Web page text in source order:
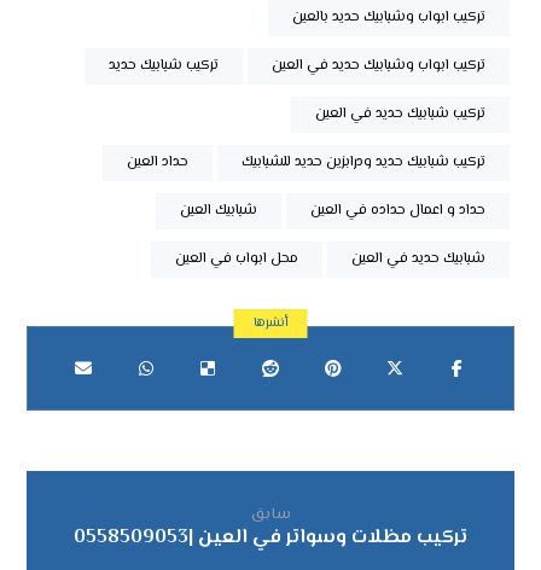
تركيب ابواب وشبابيك حديد بالعين
تركيب ابواب وشبابيك حديد في العين تركيب شبابيك حديد
تركيب شبابيك حديد في العين
تركيب شبابيك حديد ودرابزين حديد للشبابيك حداد العين
حداد و اعمال حداده في العين شبابيك العين
شبابيك حديد في العين محل ابواب في العين
سابق
تركيب مظلات وسواتر في العين |0558509053